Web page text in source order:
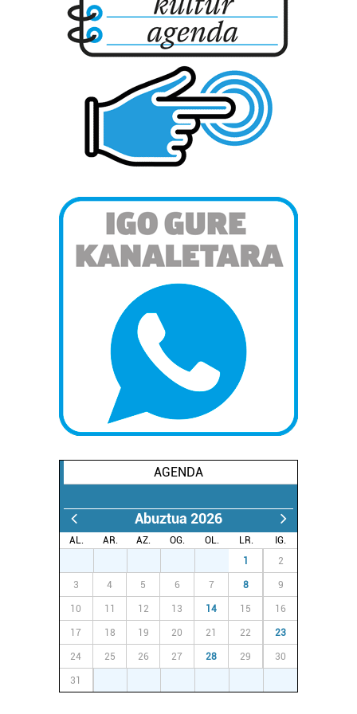
Webgune honek cookie propioak eta hirugarrenen cookie-
fitxategiak erabiltzen ditu. Zure esperientzia eta
zerbitzuak hobetzeko asmoz, cookie teknologiaz
baliatzen gara. Ohar hau onartuz gero, teknologia hori
erabiltzeko baimen esplizitua ematen diguzu.
AGENDA
Abuztua 2026
AL. AR. AZ. OG. OL. LR.
IG.
1 2
3 4 5 6 7 8 9
10 11 12 13 14 15 16
17 18 19 20 21 22 23
24 25 26 27 28 29 30
31